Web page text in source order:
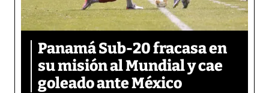
Panamá Sub-20 fracasa en
su misión al Mundial y cae
goleado ante México